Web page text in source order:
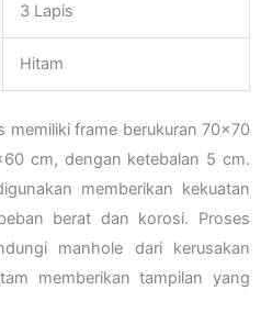
3 Lapis
Hitam
memiliki frame berukuran 70×70
cm, dengan ketebalan 5 cm.
memberikan kekuatan
berat dan korosi. Proses
manhole dari kerusakan
memberikan tampilan yang